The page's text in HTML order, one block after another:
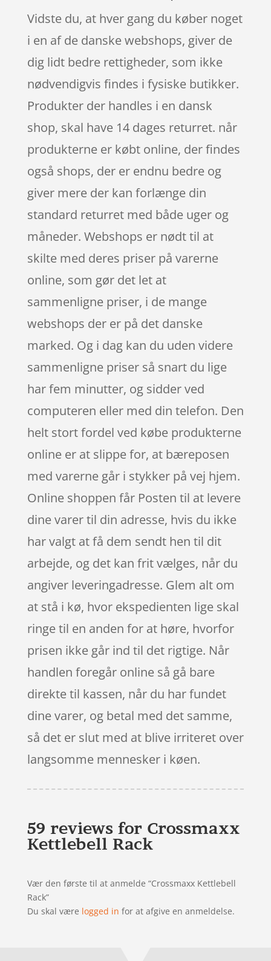
Vidste du, at hver gang du køber noget
i en af de danske webshops, giver de
dig lidt bedre rettigheder, som ikke
nødvendigvis findes i fysiske butikker.
Produkter der handles i en dansk
shop, skal have 14 dages returret. når
produkterne er købt online, der findes
også shops, der er endnu bedre og
giver mere der kan forlænge din
standard returret med både uger og
måneder. Webshops er nødt til at
skilte med deres priser på varerne
online, som gør det let at
sammenligne priser, i de mange
webshops der er på det danske
marked. Og i dag kan du uden videre
sammenligne priser så snart du lige
har fem minutter, og sidder ved
computeren eller med din telefon. Den
helt stort fordel ved købe produkterne
online er at slippe for, at bæreposen
med varerne går i stykker på vej hjem.
Online shoppen får Posten til at levere
dine varer til din adresse, hvis du ikke
har valgt at få dem sendt hen til dit
arbejde, og det kan frit vælges, når du
angiver leveringadresse. Glem alt om
at stå i kø, hvor ekspedienten lige skal
ringe til en anden for at høre, hvorfor
prisen ikke går ind til det rigtige. Når
handlen foregår online så gå bare
direkte til kassen, når du har fundet
dine varer, og betal med det samme,
så det er slut med at blive irriteret over
langsomme mennesker i køen.
59 reviews for Crossmaxx
Kettlebell Rack
Vær den første til at anmelde “Crossmaxx Kettlebell
Rack”
Du skal være logged in for at afgive en anmeldelse.